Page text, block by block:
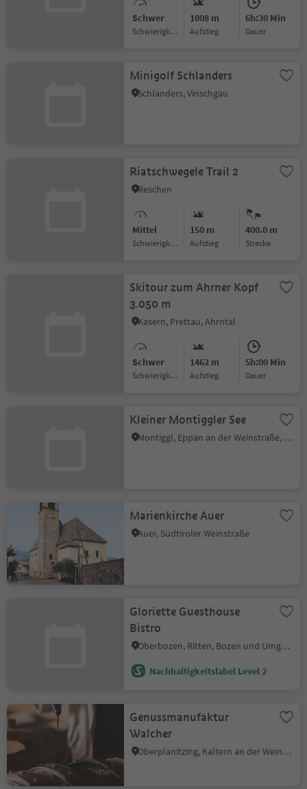
Schwer
Schwierigkeitsgrad
1008 m
Aufstieg
6h:30 Min
Dauer
Minigolf Schlanders
Schlanders, Vinschgau
Riatschwegele Trail 2
Reschen
Mittel
Schwierigkeitsgrad
150 m
Aufstieg
400.0 m
Strecke
Skitour zum Ahrner Kopf
3.050 m
Kasern, Prettau, Ahrntal
Schwer
Schwierigkeitsgrad
1462 m
Aufstieg
5h:00 Min
Dauer
Kleiner Montiggler See
Montiggl, Eppan an der Weinstraße, Südtiroler Weinstraße
Marienkirche Auer
Auer, Südtiroler Weinstraße
Gloriette Guesthouse
Bistro
Oberbozen, Ritten, Bozen und Umgebung
Nachhaltigkeitslabel Level 2
Genussmanufaktur
Walcher
Oberplanitzing, Kaltern an der Weinstraße, Südtiroler Weinstraße